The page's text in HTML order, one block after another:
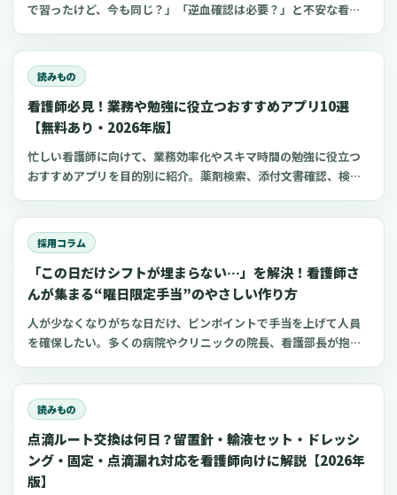
で習ったけど、今も同じ？」「逆血確認は必要？」と不安な看護
び方、針のゲージと長さ、皮下注射との違い、神経損傷やSIRVA
を避けるポイント、ワクチン接種時の手順までわかりやすく解説
します。
読みもの
看護師必見！業務や勉強に役立つおすすめアプリ10選
【無料あり・2026年版】
忙しい看護師に向けて、業務効率化やスキマ時間の勉強に役立つ
おすすめアプリを目的別に紹介。薬剤検索、添付文書確認、検査
心電図学習、シフト管理など、現場や復職準備で使いやすいアプ
リをまとめました。
採用コラム
「この日だけシフトが埋まらない…」を解決！看護師さ
んが集まる“曜日限定手当”のやさしい作り方
人が少なくなりがちな日だけ、ピンポイントで手当を上げて人員
を確保したい。多くの病院やクリニックの院長、看護部長が抱え
的な方法として「ダイナミック手当（変動手当）」という考え方
があります。この記事では、日本の医療機関の現実に合わせて、
連休前、年末年始、日曜祝日、感染症の流行期など、本当に人手
が必要な日だけ手当を上乗せする制度の設計方法と、現場が混乱
しない運用の作り方を解説します。また、現場で聞かれることが
ある商品券などを活用する方法への誤解についても、整理してい
読みもの
点滴ルート交換は何日？留置針・輸液セット・ドレッシ
ング・固定・点滴漏れ対応を看護師向けに解説【2026年
版】